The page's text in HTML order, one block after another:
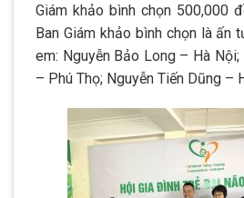
Giám khảo bình chọn 500,000
Ban Giám khảo bình chọn là ấn
em: Nguyễn Bảo Long – Hà
– Phú Thọ; Nguyễn Tiến Dũng –